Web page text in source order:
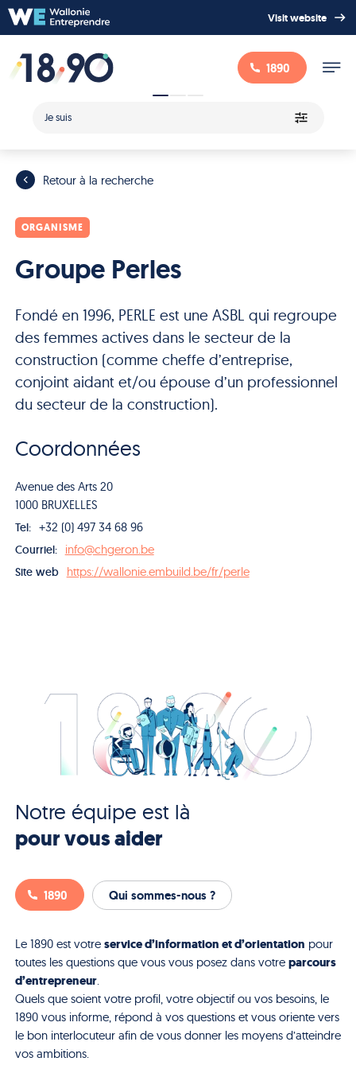
Visit website
1890
Je suis
Retour à la recherche
ORGANISME
Groupe Perles
Fondé en 1996, PERLE est une ASBL qui regroupe
des femmes actives dans le secteur de la
construction (comme cheffe d’entreprise,
conjoint aidant et/ou épouse d’un professionnel
du secteur de la construction).
Coordonnées
Avenue des Arts 20
1000 BRUXELLES
Tel: +32 (0) 497 34 68 96
Courriel: info@chgeron.be
Site web https://wallonie.embuild.be/fr/perle
Notre équipe est là
pour vous aider
1890 Qui sommes-nous ?
Le 1890 est votre service d’information et d’orientation pour
toutes les questions que vous vous posez dans votre parcours
d’entrepreneur.
Quels que soient votre profil, votre objectif ou vos besoins, le
1890 vous informe, répond à vos questions et vous oriente vers
le bon interlocuteur afin de vous donner les moyens d’atteindre
vos ambitions.